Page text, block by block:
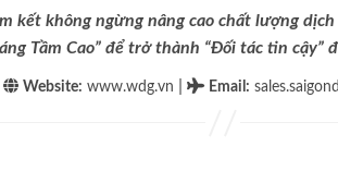
kết không ngừng nâng cao chất lượng
Tầm Cao” để trở thành “Đối tác tin cậy”
Website: www.wdg.vn Email :